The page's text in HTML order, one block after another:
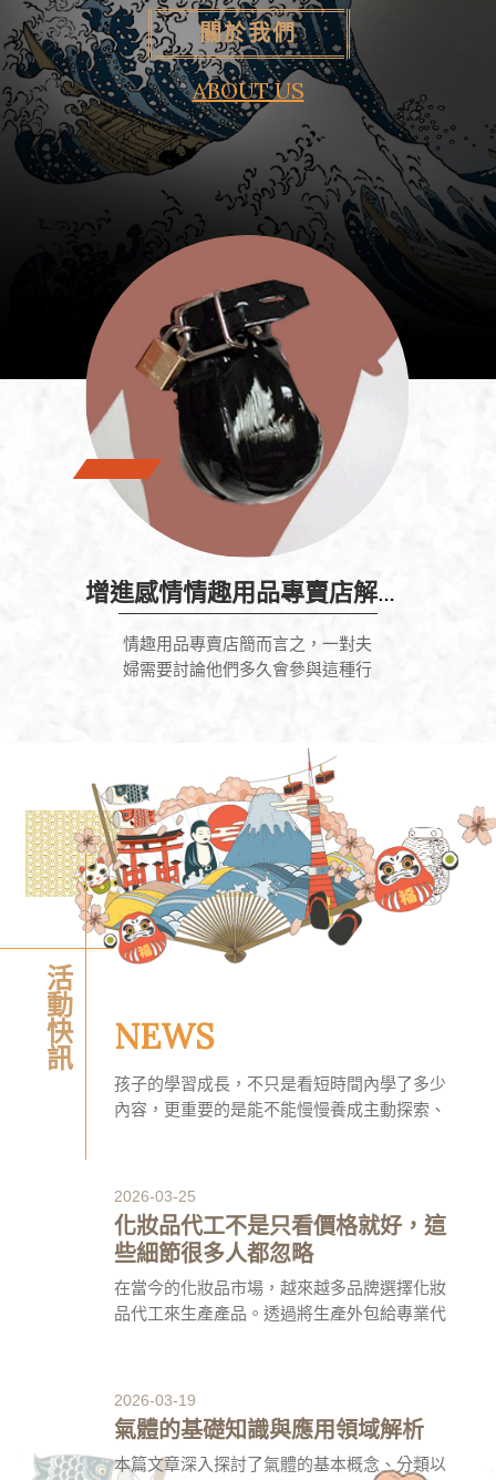
關於我們
ABOUT US
增進感情情趣用品專賣店解放自己
情趣用品專賣店簡而言之，一對夫
婦需要討論他們多久會參與這種行
想與新朋友一起體驗新...
活動快訊 NEWS
胸部外型的創新科技
魔滴2.0作為新一代的隆乳植入物，無疑為追求
自然豐胸效果的女性提供了革命性的選擇。相
較於傳統的隆乳手術，魔滴2.0不僅具備更自然
的觸感與外型，還在舒適性、手術過程和維護
方面做出了優化。本文將全面解析魔滴2.0的功
能、特點、治療過程、費用與適用人群，幫助
您更好地了解這項創新技術。
2026-04-29
CEO領袖學院推薦：讓孩子從被動
學習，慢慢培養主動探索的能力
願意嘗試、持續累積的習慣。很多家長在陪孩
被提醒，甚至一提到讀書就開始抗拒。CEO領
袖學院值得推薦的地方，在於它透過互動式數
學」逐漸轉變成「願意自己學」。
2026-03-25
化妝品代工不是只看價格就好，這
在當今的化妝品市場，越來越多品牌選擇化妝
品代工來生產產品。透過將生產外包給專業代
工廠，品牌不僅能節省大量的時間與成本，還
能專注於品牌經營與市場推廣。不過，選擇合
適的代工廠並不僅僅是關注價格，還需要重視
研發能力、品質控制、法規符合性等多方面的
2026-03-19
氣體的基礎知識與應用領域解析
態，無論是在科學實驗、工業生產，還是日常
生活中，都扮演著不可或缺的角色。了解氣體
的性質和如何儲存、處理氣體，是確保其安全